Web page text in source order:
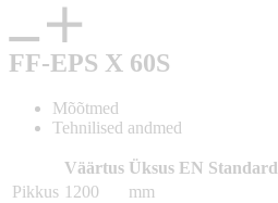
FF-EPS X 60S
Mõõtmed
Tehnilised andmed
Väärtus Üksus EN Standard
Pikkus 1200
mm